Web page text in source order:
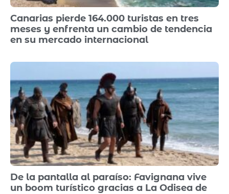
Canarias pierde 164.000 turistas en tres
meses y enfrenta un cambio de tendencia
en su mercado internacional
De la pantalla al paraíso: Favignana vive
un boom turístico gracias a La Odisea de